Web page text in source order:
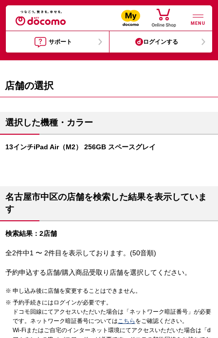
MENU
サポート ログインする
店舗の選択
選択した機種・カラー
13インチiPad Air（M2） 256GB スペースグレイ
名古屋市中区の店舗を検索した結果を表示していま
す
検索結果：2店舗
全2件中1 〜 2件目を表示しております。(50音順)
予約申込する店舗/購入商品受取り店舗を選択してください。
申し込み後に店舗を変更することはできません。
予約手続きにはログインが必要です。
ドコモ回線にてアクセスいただいた場合は「ネットワーク暗証番号」が必要
です。ネットワーク暗証番号についてはこちら をご確認ください。
Wi-Fiまたはご自宅のインターネット環境にてアクセスいただいた場合は「d